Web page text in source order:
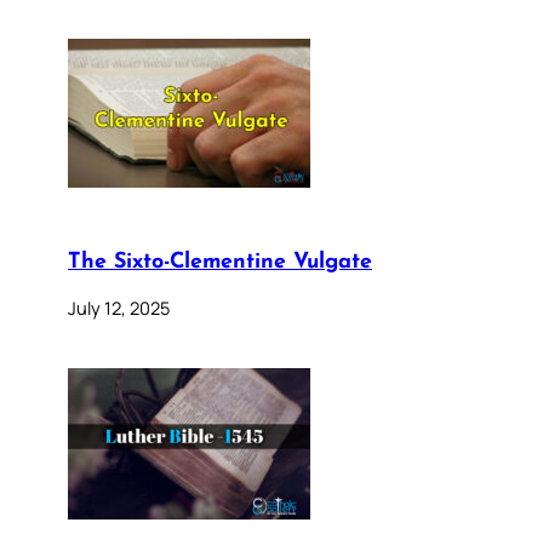
The Sixto-Clementine Vulgate
July 12, 2025